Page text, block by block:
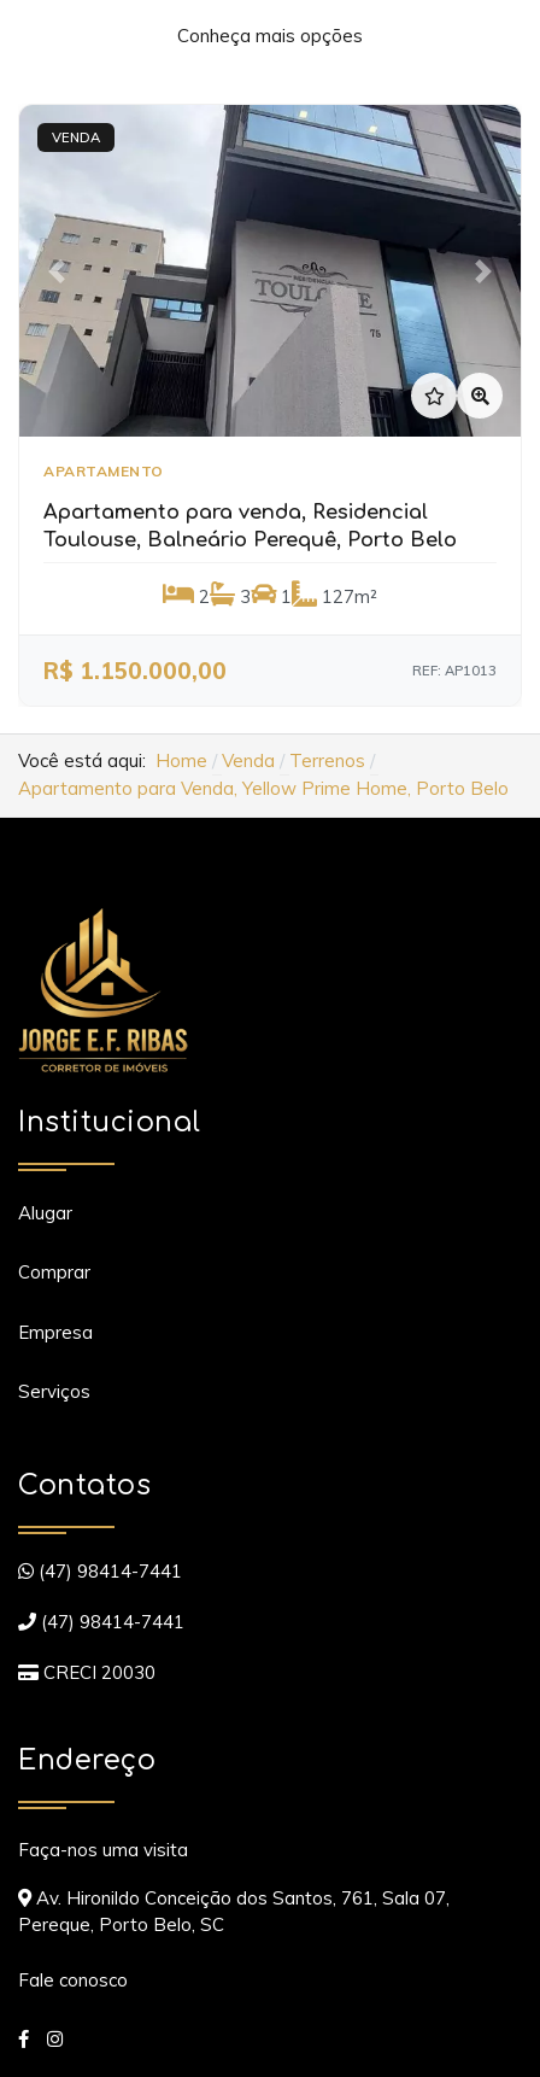
Conheça mais opções
VENDA
Previous Next
APARTAMENTO
Apartamento para venda, Residencial
Toulouse, Balneário Perequê, Porto Belo
2 3 1 127m²
R$ 1.150.000,00 REF: AP1013
Você está aqui: Home Venda
Terrenos
Apartamento para Venda, Yellow Prime Home, Porto Belo
Institucional
Alugar
Comprar
Empresa
Serviços
Contatos
(47) 98414-7441
(47) 98414-7441
CRECI 20030
Endereço
Faça-nos uma visita
Av. Hironildo Conceição dos Santos, 761, Sala 07,
Pereque, Porto Belo, SC
Fale conosco